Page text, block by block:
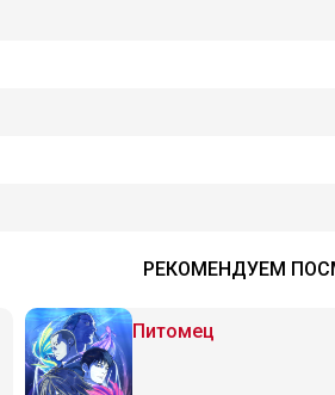
РЕКОМЕНДУЕМ
Питомец